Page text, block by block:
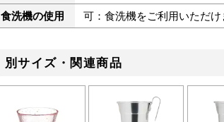
食洗機の使用
可：食洗機をご利用いただけ
別サイズ・関連商品